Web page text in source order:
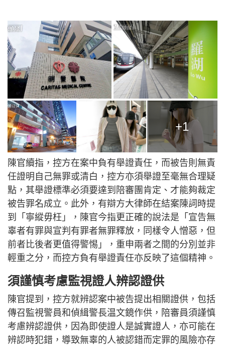
+1
陳官續指，控方在案中負有舉證責任，而被告則無責
任證明自己無罪或清白，控方亦須舉證至毫無合理疑
點，其舉證標準必須要達到陪審團肯定、才能夠裁定
被告罪名成立。此外，有辯方大律師在結案陳詞時提
到「寧縱毋枉」，陳官今指更正確的說法是「宣告無
辜者有罪與宣判有罪者無罪釋放，同樣令人憎惡，但
前者比後者更值得警惕」，重申兩者之間的分別並非
輕重之分，而控方負有舉證責任亦反映了這個精神。
須謹慎考慮監視證人辨認證供
陳官提到，控方就辨認案中被告提出相關證供，包括
傳召監視警員和偵緝警長温文鏡作供，陪審員須謹慎
考慮辨認證供，因為即使證人是誠實證人，亦可能在
辨認時犯錯，導致無辜的人被認錯而定罪的風險亦存